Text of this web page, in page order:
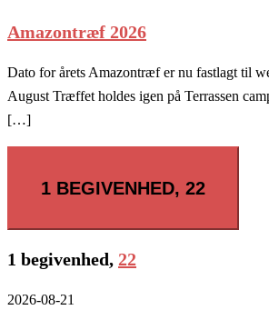
Amazontræf 2026
Dato for årets Amazontræf er nu fastlagt til
August Træffet holdes igen på Terrassen
[…]
1 BEGIVENHED, 22
1 begivenhed, 22
2026-08-21